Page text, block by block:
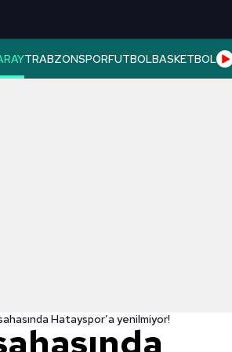
TRABZONSPORFUTBOLBASKETBOL
Hatayspor’a yenilmiyor!